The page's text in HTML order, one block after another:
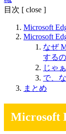
目次 [ close ]
Microsoft
Microsoft
なぜ
する
じゃ
で、
まとめ
Microsoft